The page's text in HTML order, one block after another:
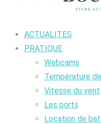
ACTUALITES
PRATIQUE
Webcams
Température de
Vitesse du vent
Les ports
Location de